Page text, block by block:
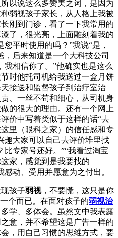
以说这么多赞美之词，是因为
弱视孩子家长，从人格上我被
刚到门诊，看了一下我常用的
了，很光亮，上面雕刻着我的
平时使用的吗？”我说“是，
，后来知道是一个大科技公司
我相信你了。”他确实也是这么
时他托司机给我送过一盒月饼
接送和监督孩子到治疗室治
、一丝不苟和细心，从司机身
的很大的理由。还有一个网上
价中写着类似于这样的话“去
里（眼科之家）的信任感和专
趣大家可以自己去评价堆里找
专家号还好。”“我看过淘宝
家，感觉到是我要找的
动、受用并愿意为之付出。
孩子弱视，不要慌，这只是你
个而已。在面对孩子的弱视治
学、多体会。虽然文中我表露
意，并不希望这是广告一样的
，用自己习惯的思维方式，要